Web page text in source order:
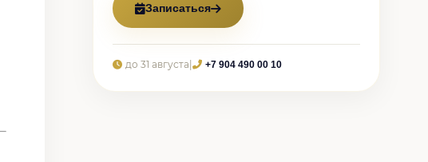
Записаться
до 31 августа +7 904 490 00 10